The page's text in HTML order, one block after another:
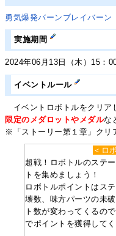
勇気爆発バーンブレイバーン
実施期間
2024年06月13日（木）15：
イベントルール
イベントロボトルをクリア
限定のメダロットやメダルな
※「ストーリー第１章」クリ
＜ロ
超戦！ロボトルのステ
トを集めましょう！
ロボトルポイントはス
壊数、味方パーツの未
ト数が変わってくるの
でポイントを獲得してく